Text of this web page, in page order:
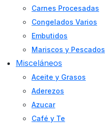
Carnes Procesadas
Congelados Varios
Embutidos
Mariscos y Pescados
Misceláneos
Aceite y Grasos
Aderezos
Azucar
Café y Te